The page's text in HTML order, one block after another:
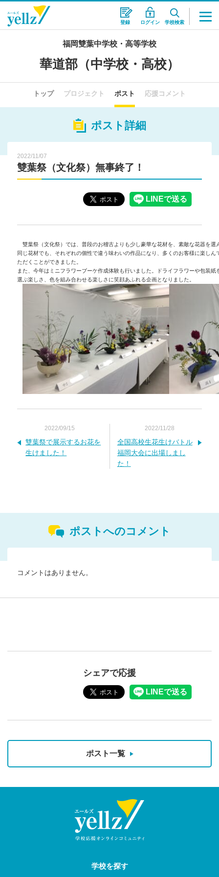
登録 ログイン 学校検索
福岡雙葉中学校・高等学校
華道部（中学校・高校）
トップ プロジェクト ポスト 応援コメント
ポスト詳細
2022/11/07
雙葉祭（文化祭）無事終了！
雙葉祭（文化祭）では、普段のお稽古よりも少し豪華な花材を、素敵な花器を選
同じ花材でも、それぞれの個性で違う味わいの作品になり、多くのお客様に楽しん
ただくことができました。
また、今年はミニフラワーブーケ作成体験も行いました。ドライフラワーや包装紙
選ぶ楽しさ、色を組み合わせる楽しさに笑顔あふれる企画となりました。
2022/09/15
雙葉祭で展示するお花を
生けました！
2022/11/28
全国高校生花生けバトル
福岡大会に出場しまし
た！
ポストへのコメント
コメントはありません。
シェアで応援
ポスト一覧
学校を探す